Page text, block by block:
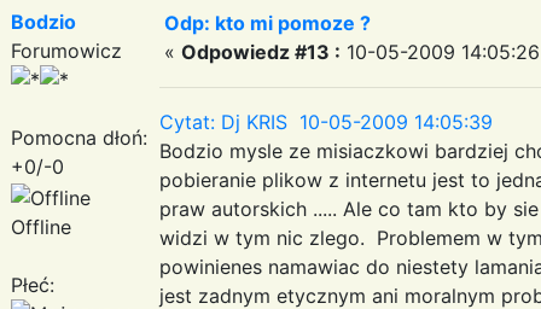
Bodzio
Forumowicz
Pomocna dłoń:
+0/-0
Offline
Płeć:
Odp: kto mi pomoze ?
« Odpowiedz #13 : 10-05-2009
Cytat: Dj KRIS 10-05-2009 14:05:39
Bodzio mysle ze misiaczkowi bardziej
pobieranie plikow z internetu jest to
praw autorskich ..... Ale co tam kto by
widzi w tym nic zlego. Problemem w
powinienes namawiac do niestety
jest zadnym etycznym ani moralnym